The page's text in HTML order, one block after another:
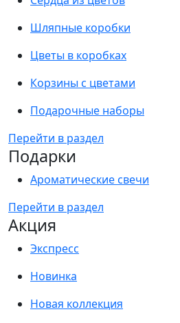
Шляпные коробки
Цветы в коробках
Корзины с цветами
Подарочные наборы
Перейти в раздел
Подарки
Ароматические свечи
Перейти в раздел
Акция
Экспресс
Новинка
Новая коллекция